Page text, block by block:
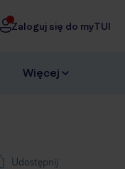
Zaloguj się do myTUI
Więcej
Udostępnij